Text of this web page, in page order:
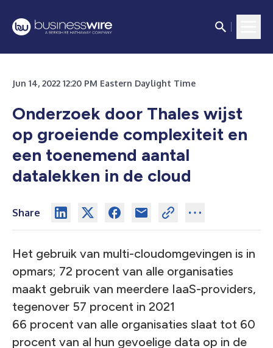
Jun 14, 2022 12:20 PM Eastern Daylight Time
Onderzoek door Thales wijst
op groeiende complexiteit en
een toenemend aantal
datalekken in de cloud
Share
Het gebruik van multi-cloudomgevingen is in
opmars; 72 procent van alle organisaties
maakt gebruik van meerdere IaaS-providers,
tegenover 57 procent in 2021
66 procent van alle organisaties slaat tot 60
procent van al hun gevoelige data op in de